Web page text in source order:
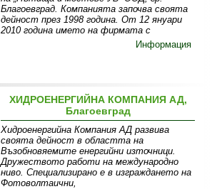
Благоевград. Компанията започва своята
дейност през 1998 година. От 12 януари
2010 година името на фирмата с
Информация
ХИДРОЕНЕРГИЙНА КОМПАНИЯ АД,
Благоевград
Хидроенергийна Компания АД развива
своята дейност в областта на
Възобновяемите енергийни източници.
Дружеството работи на международно
ниво. Специализирано е в изграждането на
Фотоволтаични,